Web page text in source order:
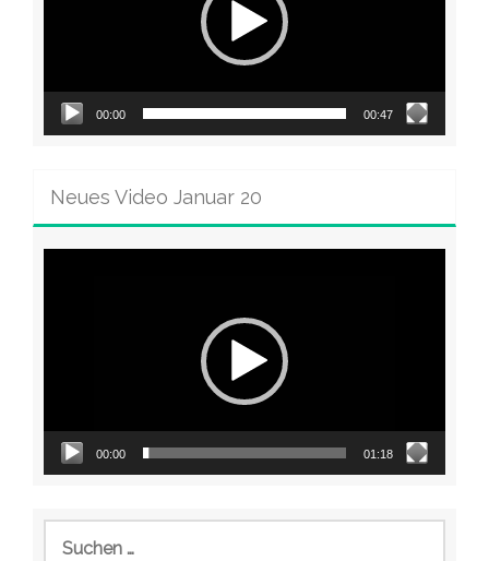
00:00 00:47
Neues Video Januar 20
00:00 01:18
nach: